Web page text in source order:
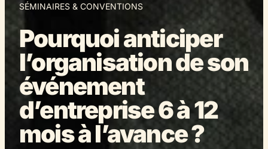
SÉMINAIRES & CONVENTIONS
Pourquoi anticiper
l’organisation de son
événement
d’entreprise 6 à 12
mois à l’avance ?